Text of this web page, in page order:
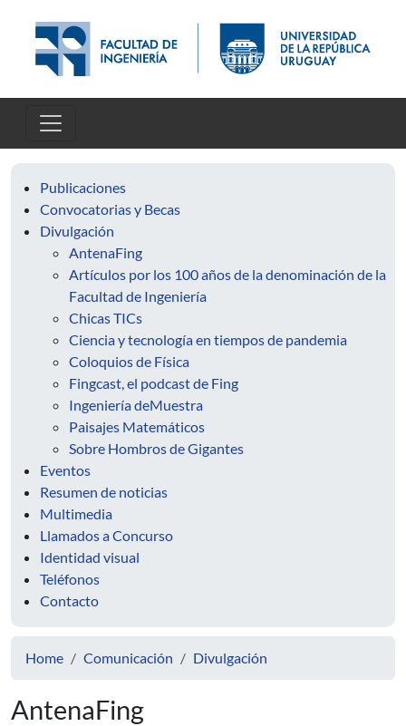
Publicaciones
Convocatorias y Becas
Divulgación
AntenaFing
Artículos por los 100 años de la denominación de la
Facultad de Ingeniería
Chicas TICs
Ciencia y tecnología en tiempos de pandemia
Coloquios de Física
Fingcast, el podcast de Fing
Ingeniería deMuestra
Paisajes Matemáticos
Sobre Hombros de Gigantes
Eventos
Resumen de noticias
Multimedia
Llamados a Concurso
Identidad visual
Teléfonos
Contacto
Home Comunicación Divulgación
AntenaFing